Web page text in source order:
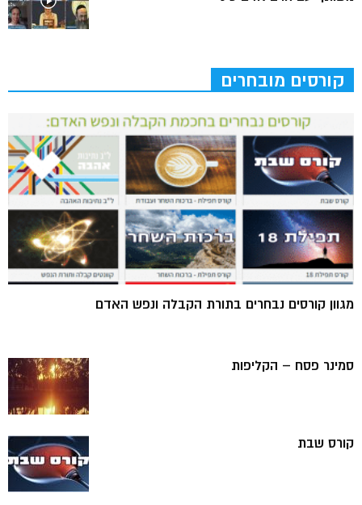
קורסים מובחרים
מגוון קורסים נבחרים בתורת הקבלה ונפש האדם
סמינר פסח – הקליפות
קורס שבת